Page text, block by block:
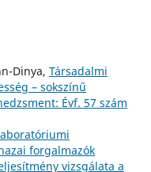
Dinya, Társadalmi
– sokszínű
Évf. 57 szám
forgalmazók
vizsgálata a